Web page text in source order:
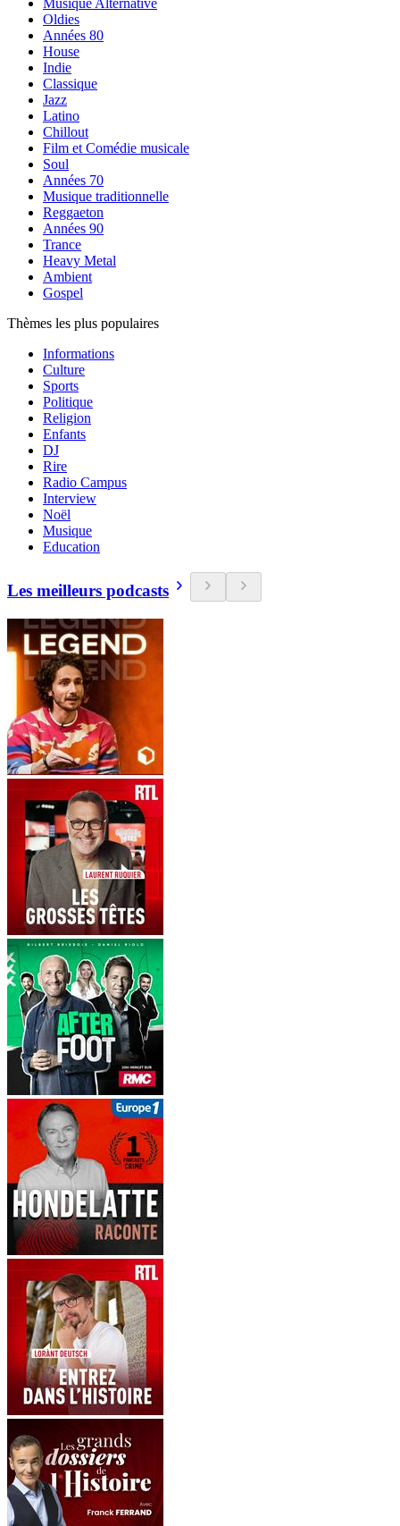
Musique Alternative
Oldies
Années 80
House
Indie
Classique
Jazz
Latino
Chillout
Film et Comédie musicale
Soul
Années 70
Musique traditionnelle
Reggaeton
Années 90
Trance
Heavy Metal
Ambient
Gospel
Thèmes les plus populaires
Informations
Culture
Sports
Politique
Religion
Enfants
DJ
Rire
Radio Campus
Interview
Noël
Musique
Education
Les meilleurs podcasts